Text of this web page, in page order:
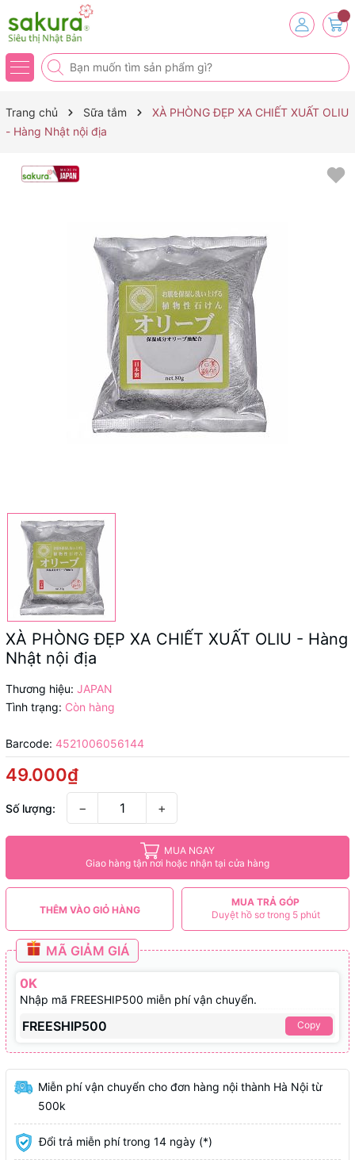
Trang chủ Sữa tắm
XÀ PHÒNG ĐẸP XA CHIẾT XUẤT OLIU
- Hàng Nhật nội địa
XÀ PHÒNG ĐẸP XA CHIẾT XUẤT OLIU - Hàng
Nhật nội địa
Thương hiệu: JAPAN
Tình trạng: Còn hàng
Barcode: 4521006056144
49.000₫
Số lượng: − +
MUA NGAY
Giao hàng tận nơi hoặc nhận tại cửa hàng
THÊM VÀO GIỎ HÀNG
MUA TRẢ GÓP
Duyệt hồ sơ trong 5 phút
MÃ GIẢM GIÁ
0K
Nhập mã FREESHIP500 miễn phí vận chuyển.
FREESHIP500 Copy
Miễn phí vận chuyển cho đơn hàng nội thành Hà Nội từ
500k
Đổi trả miễn phí trong 14 ngày (*)